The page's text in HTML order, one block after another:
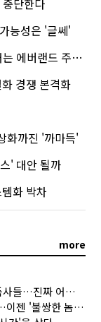
중단한다
능성은 '글쎄'
버랜드 주키퍼
경쟁 본격화
화까진 '까마득'
' 대안 될까
화 박차
more
"어렵다"며 가격 올린 식품사들…진짜 어려운 거 맞아?
'나쁜 놈'이라던 대형마트…이젠 '불쌍한 놈' 됐다